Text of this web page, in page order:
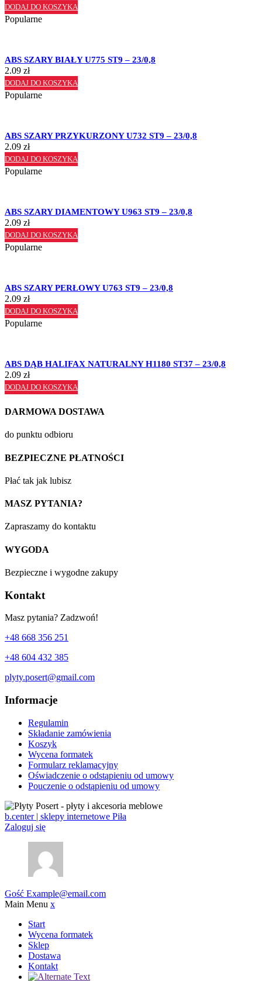
DODAJ DO KOSZYKA
Popularne
ABS SZARY BIAŁY U775 ST9 – 23/0,8
2.09 zł
DODAJ DO KOSZYKA
Popularne
ABS SZARY PRZYKURZONY U732 ST9 – 23/0,8
2.09 zł
DODAJ DO KOSZYKA
Popularne
ABS SZARY DIAMENTOWY U963 ST9 – 23/0,8
2.09 zł
DODAJ DO KOSZYKA
Popularne
ABS SZARY PERŁOWY U763 ST9 – 23/0,8
2.09 zł
DODAJ DO KOSZYKA
Popularne
ABS DĄB HALIFAX NATURALNY H1180 ST37 – 23/0,8
2.09 zł
DODAJ DO KOSZYKA
DARMOWA DOSTAWA
do punktu odbioru
BEZPIECZNE PŁATNOŚCI
Płać tak jak lubisz
MASZ PYTANIA?
Zapraszamy do kontaktu
WYGODA
Bezpieczne i wygodne zakupy
Kontakt
Masz pytania? Zadzwoń!
+48 668 356 251
+48 604 432 385
plyty.posert@gmail.com
Informacje
Regulamin
Składanie zamówienia
Koszyk
Wycena formatek
Formularz reklamacyjny
Oświadczenie o odstąpieniu od umowy
Pouczenie o odstąpieniu od umowy
b.center | sklepy internetowe Piła
Zaloguj się
Gość Example@email.com
Main Menu x
Start
Wycena formatek
Sklep
Dostawa
Kontakt